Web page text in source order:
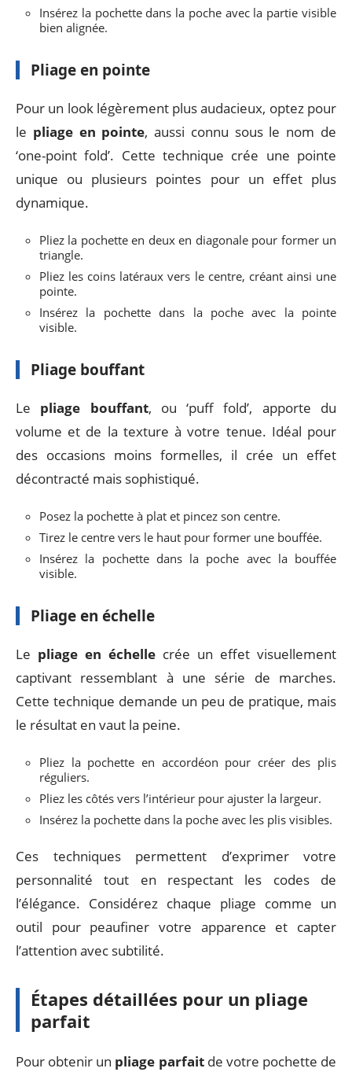
Insérez la pochette dans la poche avec la partie visible
bien alignée.
Pliage en pointe
Pour un look légèrement plus audacieux, optez pour
le pliage en pointe, aussi connu sous le nom de
‘one-point fold’. Cette technique crée une pointe
unique ou plusieurs pointes pour un effet plus
dynamique.
Pliez la pochette en deux en diagonale pour former un
triangle.
Pliez les coins latéraux vers le centre, créant ainsi une
pointe.
Insérez la pochette dans la poche avec la pointe
visible.
Pliage bouffant
Le pliage bouffant, ou ‘puff fold’, apporte du
volume et de la texture à votre tenue. Idéal pour
des occasions moins formelles, il crée un effet
décontracté mais sophistiqué.
Posez la pochette à plat et pincez son centre.
Tirez le centre vers le haut pour former une bouffée.
Insérez la pochette dans la poche avec la bouffée
visible.
Pliage en échelle
Le pliage en échelle crée un effet visuellement
captivant ressemblant à une série de marches.
Cette technique demande un peu de pratique, mais
le résultat en vaut la peine.
Pliez la pochette en accordéon pour créer des plis
réguliers.
Pliez les côtés vers l’intérieur pour ajuster la largeur.
Insérez la pochette dans la poche avec les plis visibles.
Ces techniques permettent d’exprimer votre
personnalité tout en respectant les codes de
l’élégance. Considérez chaque pliage comme un
outil pour peaufiner votre apparence et capter
l’attention avec subtilité.
Étapes détaillées pour un pliage
parfait
Pour obtenir un pliage parfaitde votre pochette de